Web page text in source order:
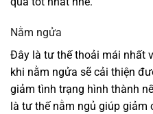
Nằm ngửa
Đây là tư thế thoải mái nhất
khi nằm ngửa sẽ cải thiện
giảm tình trạng hình thành
là tư thế nằm ngủ giúp